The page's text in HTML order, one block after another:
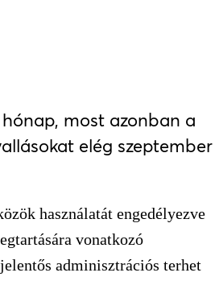
most azonban a
elég szeptember
használatát engedélyezve
vonatkozó
adminisztrációs terhet